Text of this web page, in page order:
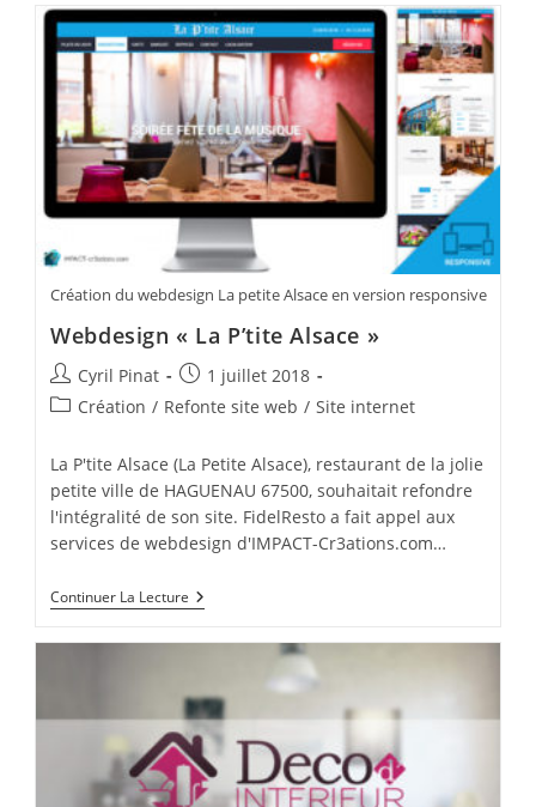
Logo
Et
Site
Internet
Création du webdesign La petite Alsace en version responsive
Webdesign « La P’tite Alsace »
Auteur/autrice
de
Cyril Pinat
Publication
publiée :
1 juillet 2018
PostCréation / Refonte site web / Site internet
La P'tite Alsace (La Petite Alsace), restaurant de la jolie
petite ville de HAGUENAU 67500, souhaitait refondre
l'intégralité de son site. FidelResto a fait appel aux
services de webdesign d'IMPACT-Cr3ations.com…
Continuer La Lecture Webdesign
« La